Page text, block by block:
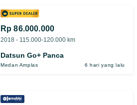
Rp 86.000.000
2018 - 115.000-120.000 km
Datsun Go+ Panca
Medan Amplas 6 hari yang lalu